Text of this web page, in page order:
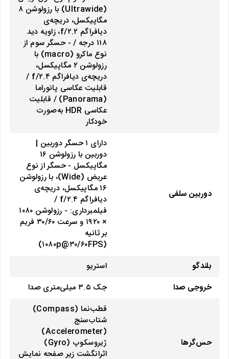
(Ultrawide) با رزولوشن ۸
مگاپیکسل، دریچه‌ی
دیافراگم f/۲.۲، زاویه دید
۱۱۸ درجه / - حسگر سوم از
نوع ماکرو (macro) با
رزولوشن ۲ مگاپیکسل،
دریچه‌ی دیافراگم f/۲.۴ /
قابلیت عکاسی پانوراما
(Panorama) / قابلیت
عکاسی HDR به‌صورت
خودکار
دوربین سلفی
دارای ۱ حسگر دوربین |
دوربین‌ با رزولوشن ۱۶
مگاپیکسل - حسگر از نوع
عریض (Wide)، با رزولوشن
۱۶ مگاپیکسل، دریچه‌ی
دیافراگم f/۲.۴ /
فیلمبرداری: - رزولوشن ۱۰۸۰
× ۱۹۲۰ و سرعت ۳۰/۶۰ فریم
بر ثانیه
(۱۰۸۰p@۳۰/۶۰FPS)
بلندگو
استریو
خروجی صدا
جک ۳.۵ میلی‌متری صدا
حس‌گرها
قطب‌نما (Compass)
شتاب‌سنج
(Accelerometer)
ژیروسکوپ (Gyro)
اثرانگشت زیر صفحه نمایش